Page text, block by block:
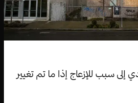
سبب للإزعاج إذا ما تم تغيير